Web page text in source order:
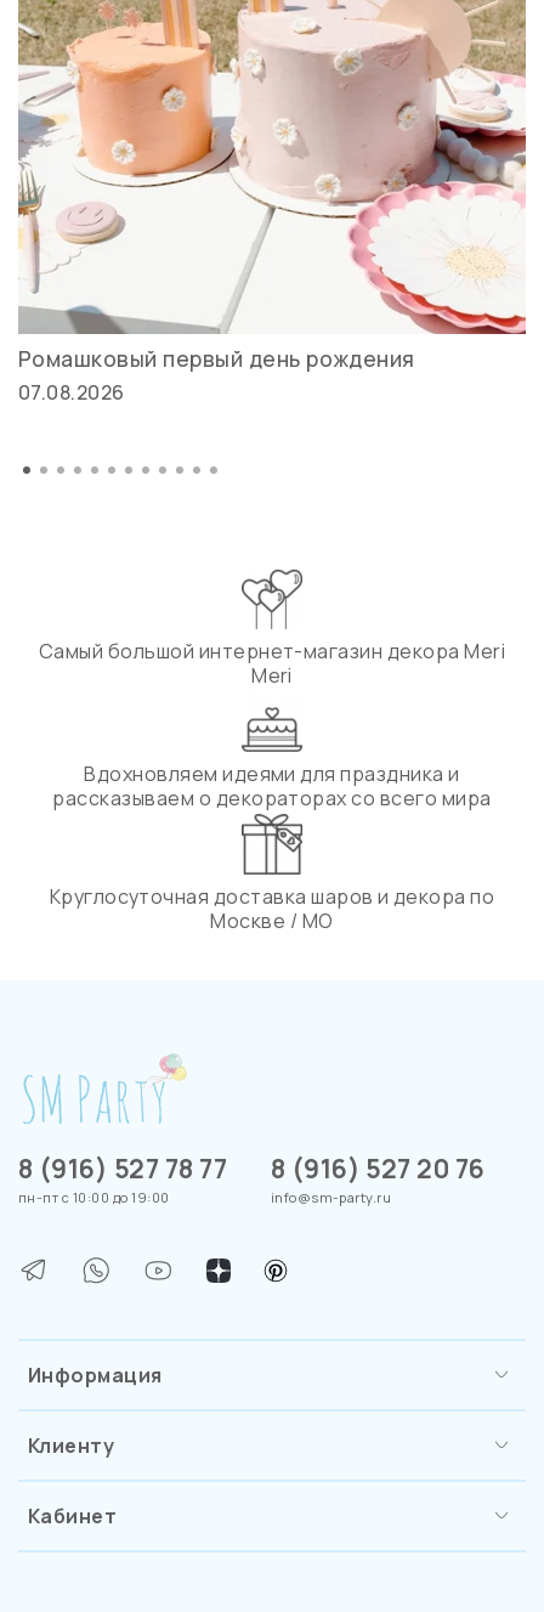
Ромашковый первый день рождения
07.08.2026
Самый большой интернет-магазин декора Meri
Meri
Вдохновляем идеями для праздника и
рассказываем о декораторах со всего мира
Круглосуточная доставка шаров и декора по
Москве / МО
Информация
Клиенту
Кабинет
8 (916) 527 78 77
пн-пт с 10:00 до 19:00
8 (916) 527 20 76
info@sm-party.ru